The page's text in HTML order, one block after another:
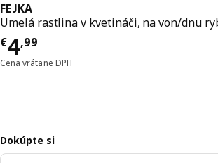
FEJKA
Umelá rastlina v kvetináči, na von/dnu
€4,99
Cena € 4,99
Cena vrátane DPH
Dokúpte si